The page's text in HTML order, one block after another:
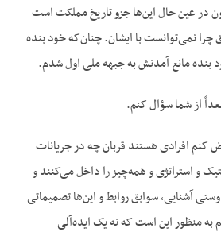
در عین حال این‌ها جزو تاریخ مملکت است
نمی‌توانست با ایشان. چنان‌که خود بنده
مانع آمدنش به جبهه ملی اول شدم.
از شما سؤال کنم.
افرادی هستند قربان چه در جریانات
و استراتژی و همه‌چیز را داخل می‌کنند و
آشنایی، سوابق روابط و این‌ها تصمیماتی
منظور این است که نه یک ایده‌آلی